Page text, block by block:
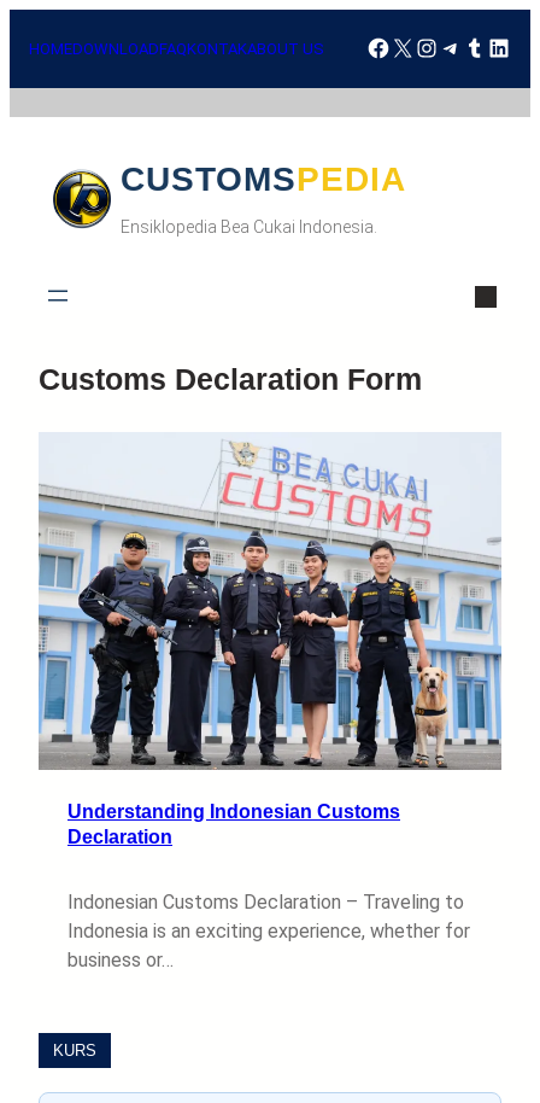
HOMEDOWNLOADFAQKONTAKABOUT US Facebook
X
CUSTOMSPEDIA
Ensiklopedia Bea Cukai Indonesia.
Customs Declaration Form
Understanding Indonesian Customs
Declaration
Indonesian Customs Declaration – Traveling to
Indonesia is an exciting experience, whether for
business or…
KURS